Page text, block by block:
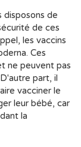
disposons de
de ces
les vaccins
Ces
ne peuvent pas
part, il
vacciner le
leur bébé, car
la